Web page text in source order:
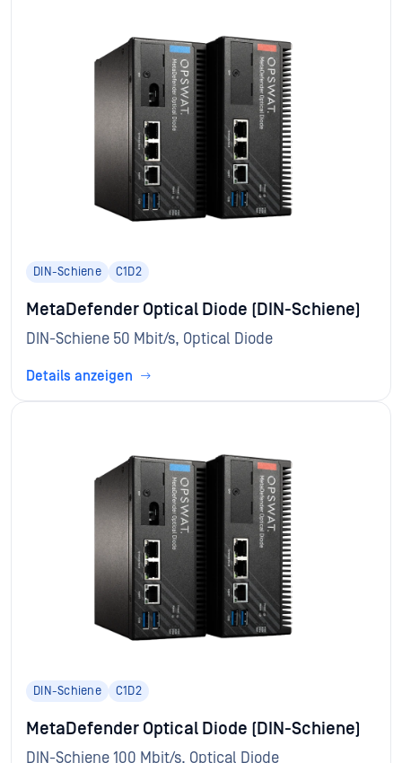
DIN-Schiene C1D2
MetaDefender Optical Diode (DIN-Schiene)
DIN-Schiene 50 Mbit/s, Optical Diode
Details anzeigen
DIN-Schiene C1D2
MetaDefender Optical Diode (DIN-Schiene)
DIN-Schiene 100 Mbit/s, Optical Diode